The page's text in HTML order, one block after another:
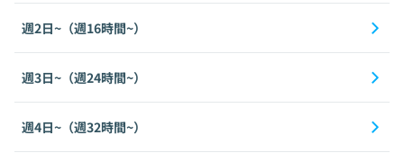
週2日~（週16時間~）
週3日~（週24時間~）
週4日~（週32時間~）